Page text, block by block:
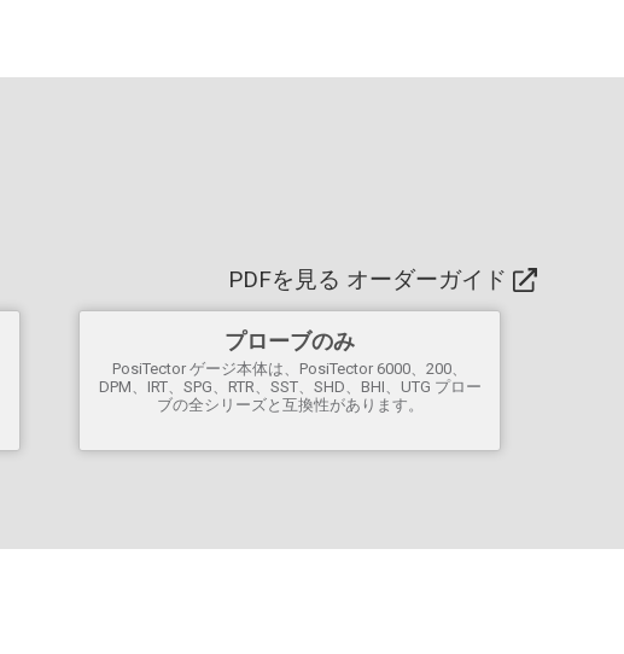
ーザーを支援します。
またはオプションのポータブルプリンタを実行するモ
フトウェアに統合するための BLE APIが
サードパーティーのソフトウェア
PLC、ロボットデバイスと統合し、複数の業界
standard の通信プロトコルを使用します。
PDFを見る オーダーガイド
プローブのみ
PosiTector ゲージ本体は、PosiTector 6000、200、
DPM、IRT、SPG、RTR、SST、SHD、BHI、UTG プロー
ブの全シリーズと互換性があります。